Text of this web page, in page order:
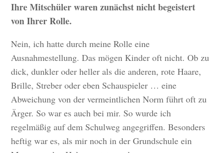
Ihre Mitschüler waren zunächst nicht begeistert
von Ihrer Rolle.
Nein, ich hatte durch meine Rolle eine
Ausnahmestellung. Das mögen Kinder oft nicht. Ob zu
dick, dunkler oder heller als die anderen, rote Haare,
Brille, Streber oder eben Schauspieler … eine
Abweichung von der vermeintlichen Norm führt oft zu
Ärger. So war es auch bei mir. So wurde ich
regelmäßig auf dem Schulweg angegriffen. Besonders
heftig war es, als mir noch in der Grundschule ein